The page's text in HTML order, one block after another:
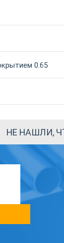
0.65
НЕ НАШЛИ,